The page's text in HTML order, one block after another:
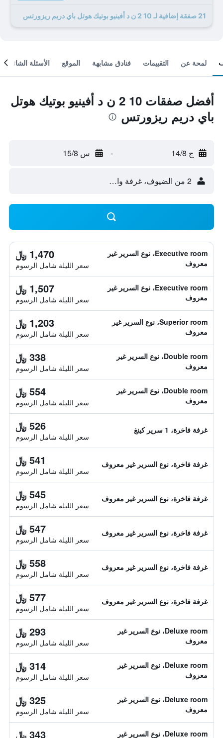
21 صفقة إضافية لـ 10 2 ن د أفينيو بوتيك هوتل باي دريم ريزورتس
لمحة عن التقييمات فنادق مشابهة الموقع الأسئلة الشائعة
أفضل صفقات 10 2 ن د أفينيو بوتيك هوتل
باي دريم ريزورتس
ج 14/8 - س 15/8
2 من الضيوف، غرفة واحدة
Executive room، نوع السرير غير
معروف
1,470 ﷼
سعر الليلة شامل الرسوم
Executive room، نوع السرير غير
معروف
1,507 ﷼
سعر الليلة شامل الرسوم
Superior room، نوع السرير غير
معروف
1,203 ﷼
سعر الليلة شامل الرسوم
Double room، نوع السرير غير
معروف
338 ﷼
سعر الليلة شامل الرسوم
Double room، نوع السرير غير
معروف
554 ﷼
سعر الليلة شامل الرسوم
غرفة فاخرة، 1 سرير كينغ 526 ﷼
سعر الليلة شامل الرسوم
غرفة فاخرة، نوع السرير غير معروف 541 ﷼
سعر الليلة شامل الرسوم
غرفة فاخرة، نوع السرير غير معروف 545 ﷼
سعر الليلة شامل الرسوم
غرفة فاخرة، نوع السرير غير معروف 547 ﷼
سعر الليلة شامل الرسوم
غرفة فاخرة، نوع السرير غير معروف 558 ﷼
سعر الليلة شامل الرسوم
غرفة فاخرة، نوع السرير غير معروف 577 ﷼
سعر الليلة شامل الرسوم
Deluxe room، نوع السرير غير
معروف
293 ﷼
سعر الليلة شامل الرسوم
Deluxe room، نوع السرير غير
معروف
314 ﷼
سعر الليلة شامل الرسوم
Deluxe room، نوع السرير غير
معروف
325 ﷼
سعر الليلة شامل الرسوم
Deluxe room، نوع السرير غير 343 ﷼